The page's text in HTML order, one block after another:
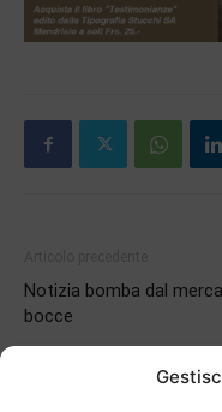
Notizia bomba dal
bocce